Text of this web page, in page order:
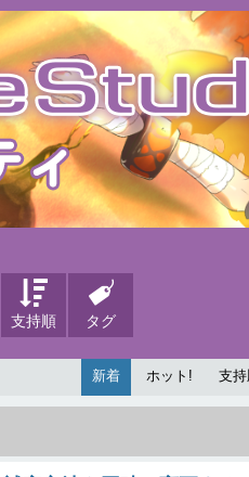
支持順 タグ
新着 ホット! 支